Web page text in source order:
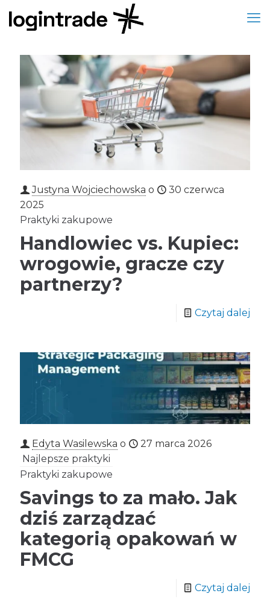
Justyna Wojciechowska o
30 czerwca
2025
Praktyki zakupowe
Handlowiec vs. Kupiec:
wrogowie, gracze czy
partnerzy?
Czytaj dalej
Edyta Wasilewska o
27 marca 2026
Najlepsze praktyki
Praktyki zakupowe
Savings to za mało. Jak
dziś zarządzać
kategorią opakowań w
FMCG
Czytaj dalej